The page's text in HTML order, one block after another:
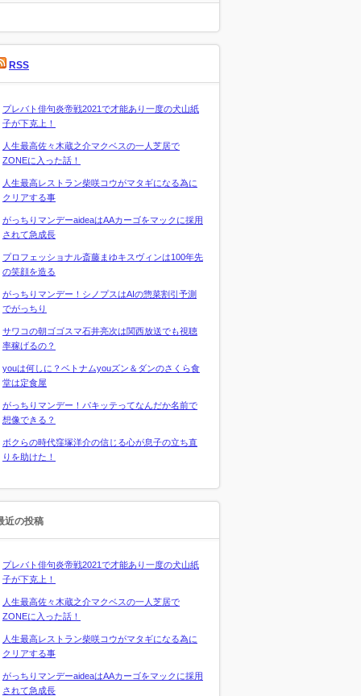
RSS
プレバト俳句炎帝戦2021で才能あり一度の犬山紙
子が下克上！
人生最高佐々木蔵之介マクベスの一人芝居で
ZONEに入った話！
人生最高レストラン柴咲コウがマタギになる為に
クリアする事
がっちりマンデーaideaはAAカーゴをマックに採用
されて急成長
プロフェッショナル斎藤まゆキスヴィンは100年先
の笑顔を造る
がっちりマンデー！シノプスはAIの惣菜割引予測
でがっちり
サワコの朝ゴゴスマ石井亮次は関西放送でも視聴
率稼げるの？
youは何しに？ベトナムyouズン＆ダンのさくら食
堂は定食屋
がっちりマンデー！パキッテってなんだか名前で
想像できる？
ボクらの時代窪塚洋介の信じる心が息子の立ち直
りを助けた！
近の投稿
プレバト俳句炎帝戦2021で才能あり一度の犬山紙
子が下克上！
人生最高佐々木蔵之介マクベスの一人芝居で
ZONEに入った話！
人生最高レストラン柴咲コウがマタギになる為に
クリアする事
がっちりマンデーaideaはAAカーゴをマックに採用
されて急成長